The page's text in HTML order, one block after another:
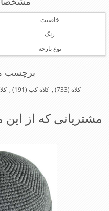
خاصیت
رنگ
نوع پارچه
برچسب
کلاه (733)
, کلاه کپ (191)
,
مشتریانی که از